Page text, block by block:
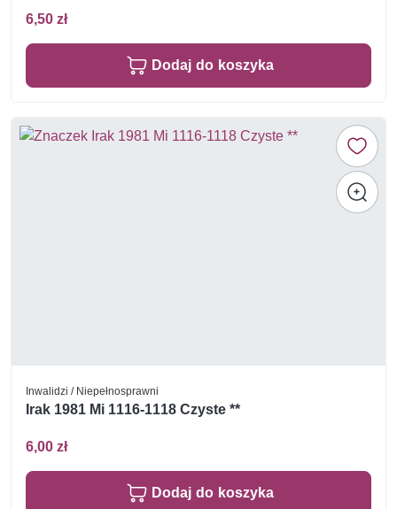
6,50 zł
Dodaj do koszyka
Inwalidzi / Niepełnosprawni
Irak 1981 Mi 1116-1118 Czyste **
6,00 zł
Dodaj do koszyka